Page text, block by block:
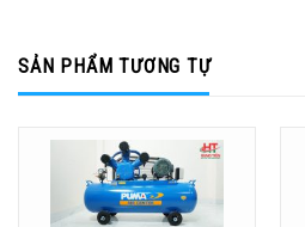
SẢN PHẨM TƯƠNG TỰ